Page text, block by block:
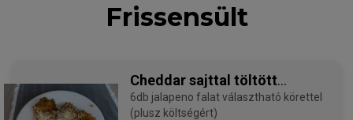
Frissensült
Cheddar sajttal töltött
jalapeno falatok rántva
6db jalapeno falat választható körettel
(plusz költségért)